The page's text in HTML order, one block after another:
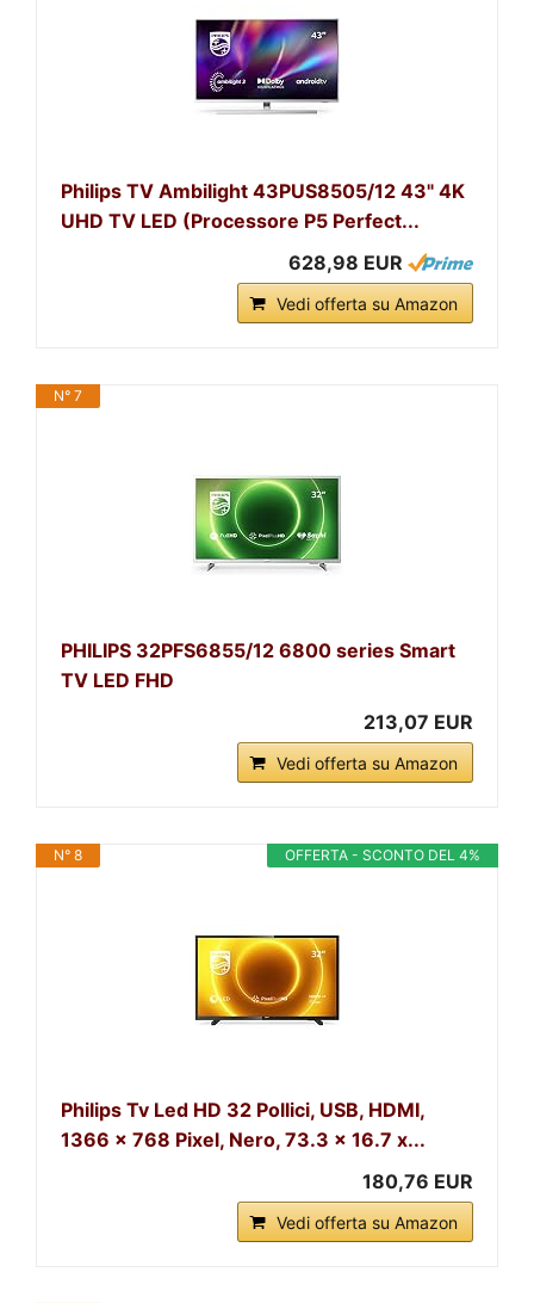
Philips TV Ambilight 43PUS8505/12 43" 4K
UHD TV LED (Processore P5 Perfect...
628,98 EUR
Vedi offerta su Amazon
N° 7
PHILIPS 32PFS6855/12 6800 series Smart
TV LED FHD
213,07 EUR
Vedi offerta su Amazon
OFFERTA - SCONTO DEL 4%
N° 8
Philips Tv Led HD 32 Pollici, USB, HDMI,
1366 x 768 Pixel, Nero, 73.3 x 16.7 x...
180,76 EUR
Vedi offerta su Amazon